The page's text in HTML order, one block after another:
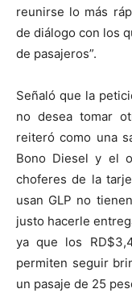
reunirse lo más
de diálogo con los
de pasajeros”.
Señaló que la
no desea tomar
reiteró como una
Bono Diesel y el
choferes de la
usan GLP no
justo hacerle
ya que los
permiten seguir
un pasaje de 25